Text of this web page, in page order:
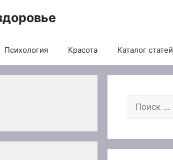
Психология Красота Каталог статей
Поиск: